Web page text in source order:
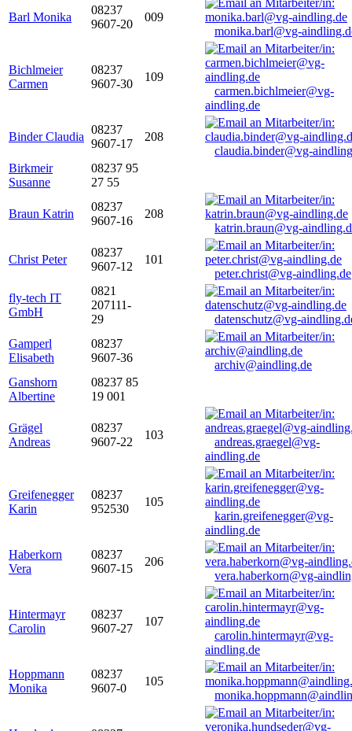
Barl Monika
08237
9607-20
009
monika.barl@vg-
Bichlmeier
Carmen
08237
9607-30
109
carmen.bichlmeier@vg-
aindling.de
Binder Claudia
08237
9607-17
208
claudia.binder@vg-
Birkmeir
Susanne
08237 95
27 55
Braun Katrin
08237
9607-16
208
katrin.braun@vg-
Christ Peter
08237
9607-12
101
peter.christ@vg-aindling.de
fly-tech IT
GmbH
0821
207111-
29
datenschutz@vg-
Gamperl
Elisabeth
08237
9607-36
archiv@aindling.de
Ganshorn
Albertine
08237 85
19 001
Grägel
Andreas
08237
9607-22
103
andreas.graegel@vg-
aindling.de
Greifenegger
Karin
08237
952530
105
karin.greifenegger@vg-
aindling.de
Haberkorn
Vera
08237
9607-15
206
vera.haberkorn@vg-
Hintermayr
Carolin
08237
9607-27
107
carolin.hintermayr@vg-
aindling.de
Hoppmann
Monika
08237
9607-0
105